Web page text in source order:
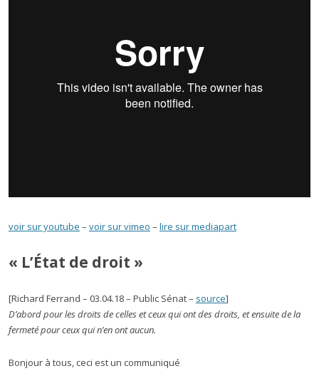
voir sur youtube – voir sur vimeo – lire sur mediapart
« L’État de droit »
[Richard Ferrand – 03.04.18 – Public Sénat – source]
D’abord pour les droits de celles et ceux qui ont des droits, et ensuite de la
fermeté pour ceux qui n’en ont aucun.
Bonjour à tous, ceci est un communiqué